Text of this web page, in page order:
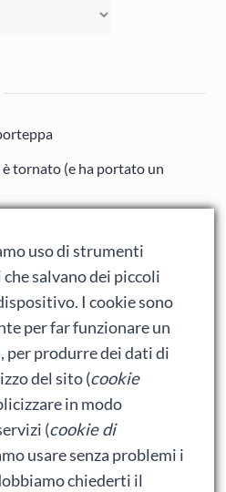
tornato (e ha portato un
del film
Transformers
uso di strumenti
salvano dei piccoli
I cookie sono
per far funzionare un
per produrre dei dati di
del sito (cookie
in modo
(cookie di
usare senza problemi i
chiederti il